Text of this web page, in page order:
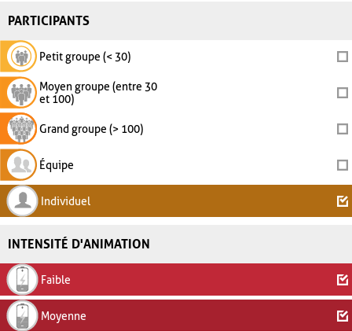
PARTICIPANTS
Petit groupe (< 30)
Moyen groupe (entre 30
et 100)
Grand groupe (> 100)
Équipe
Individuel
INTENSITÉ D'ANIMATION
Faible
Moyenne